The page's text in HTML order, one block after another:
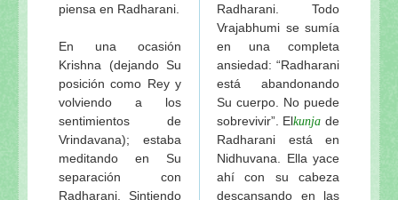
piensa en Radharani.
En una ocasión
Krishna (dejando Su
posición como Rey y
volviendo a los
sentimientos de
Vrindavana); estaba
meditando en Su
separación con
Radharani. Sintiendo
Radharani. Todo
Vrajabhumi se sumía
en una completa
ansiedad: “Radharani
está abandonando
Su cuerpo. No puede
sobrevivir”. Elkunja de
Radharani está en
Nidhuvana. Ella yace
ahí con su cabeza
descansando en las